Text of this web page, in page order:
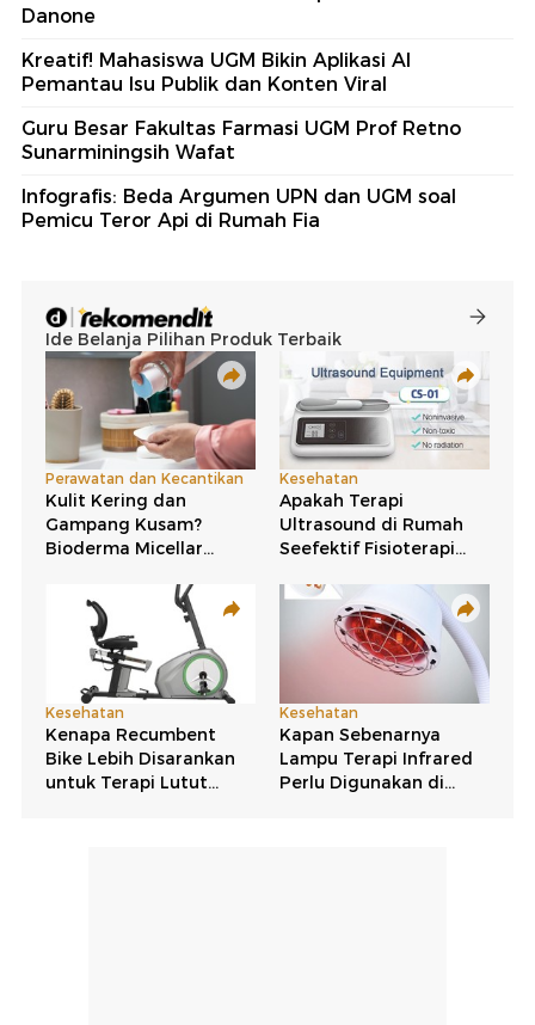
Danone
Kreatif! Mahasiswa UGM Bikin Aplikasi AI
Pemantau Isu Publik dan Konten Viral
Guru Besar Fakultas Farmasi UGM Prof Retno
Sunarminingsih Wafat
Infografis: Beda Argumen UPN dan UGM soal
Pemicu Teror Api di Rumah Fia